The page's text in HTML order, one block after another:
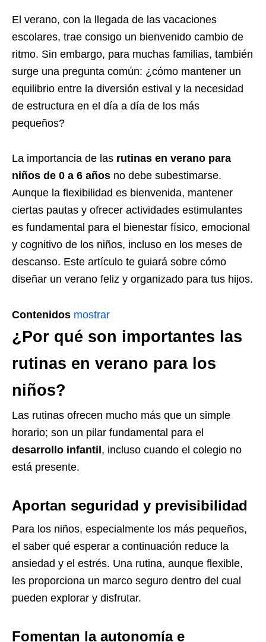
El verano, con la llegada de las vacaciones
escolares, trae consigo un bienvenido cambio de
ritmo. Sin embargo, para muchas familias, también
surge una pregunta común: ¿cómo mantener un
equilibrio entre la diversión estival y la necesidad
de estructura en el día a día de los más
pequeños?
La importancia de las rutinas en verano para
niños de 0 a 6 años no debe subestimarse.
Aunque la flexibilidad es bienvenida, mantener
ciertas pautas y ofrecer actividades estimulantes
es fundamental para el bienestar físico, emocional
y cognitivo de los niños, incluso en los meses de
descanso. Este artículo te guiará sobre cómo
diseñar un verano feliz y organizado para tus hijos.
Contenidos mostrar
¿Por qué son importantes las
rutinas en verano para los
niños?
Las rutinas ofrecen mucho más que un simple
horario; son un pilar fundamental para el
desarrollo infantil, incluso cuando el colegio no
está presente.
Aportan seguridad y previsibilidad
Para los niños, especialmente los más pequeños,
el saber qué esperar a continuación reduce la
ansiedad y el estrés. Una rutina, aunque flexible,
les proporciona un marco seguro dentro del cual
pueden explorar y disfrutar.
Fomentan la autonomía e